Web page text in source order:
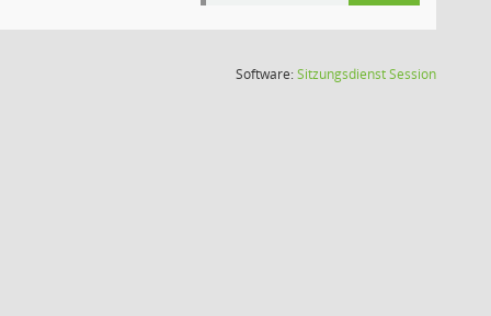
Software:SitzungsdienstSession(Wird in